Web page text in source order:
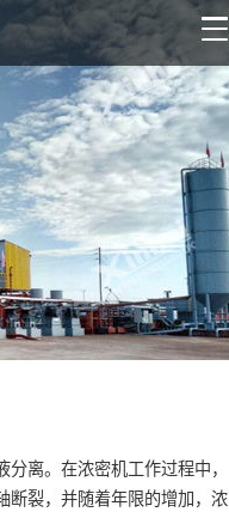
离。在浓密机工作过程中，
断裂，并随着年限的增加，浓